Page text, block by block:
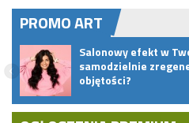
PROMO ART
Salonowy efekt w
samodzielnie
objętości?